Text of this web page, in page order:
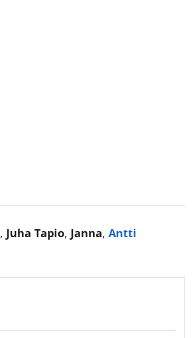
, Juha Tapio, Janna, Antti